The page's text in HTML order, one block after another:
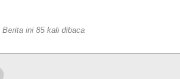
Berita ini 85 kali dibaca